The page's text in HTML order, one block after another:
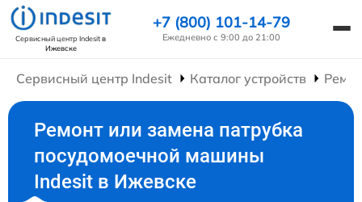
Сервисный центр Indesitв
Ижевске
+7 (800) 101-14-79
Ежедневно с 9:00 до 21:00
Сервисный центр Indesit Каталог устройств
Ремонт или замена патрубка
посудомоечной машины
Indesit в Ижевске